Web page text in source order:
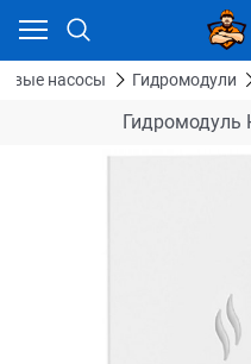
насосы Гидромодули
Гидромодуль
Ваш город - Тюмень,
угадали?
ДА НЕТ